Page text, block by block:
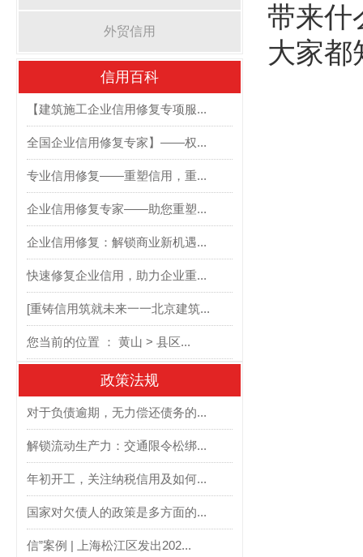
外贸信用
信用百科
【建筑施工企业信用修复专项服...
全国企业信用修复专家】——权...
专业信用修复——重塑信用，重...
企业信用修复专家——助您重塑...
企业信用修复：解锁商业新机遇...
快速修复企业信用，助力企业重...
[重铸信用筑就未来一一北京建筑...
您当前的位置 ： 黄山 > 县区...
政策法规
对于负债逾期，无力偿还债务的...
解锁流动生产力：交通限令松绑...
年初开工，关注纳税信用及如何...
国家对欠债人的政策是多方面的...
信”案例 | 上海松江区发出202...
带来什
大家都